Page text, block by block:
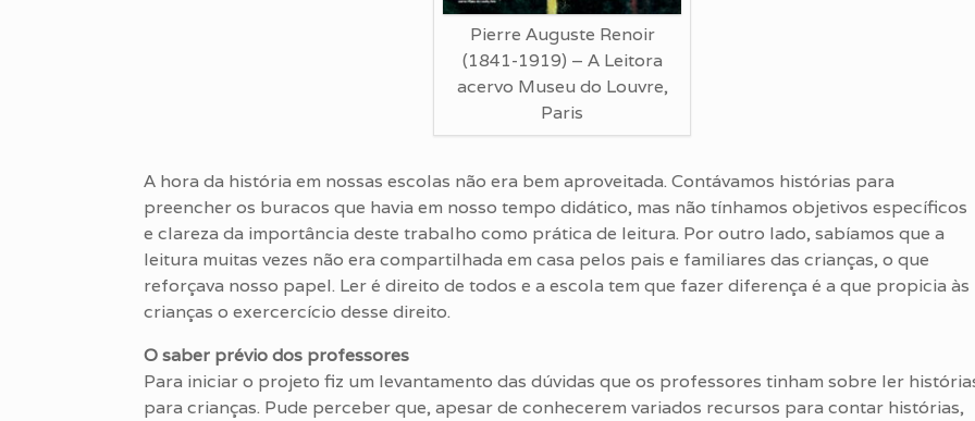
Pierre Auguste Renoir
(1841-1919) – A Leitora
acervo Museu do Louvre,
Paris
A hora da história em nossas escolas não era bem aproveitada. Contávamos histórias para
preencher os buracos que havia em nosso tempo didático, mas não tínhamos objetivos específicos
e clareza da importância deste trabalho como prática de leitura. Por outro lado, sabíamos que a
leitura muitas vezes não era compartilhada em casa pelos pais e familiares das crianças, o que
reforçava nosso papel. Ler é direito de todos e a escola tem que fazer diferença é a que propicia às
crianças o exercercício desse direito.
O saber prévio dos professores
Para iniciar o projeto fiz um levantamento das dúvidas que os professores tinham sobre ler
para crianças. Pude perceber que, apesar de conhecerem variados recursos para contar histórias,